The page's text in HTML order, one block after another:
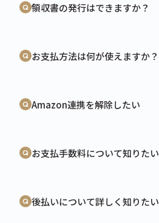
領収書の発行はできますか？
お支払方法は何が使えますか？
Amazon連携を解除したい
お支払手数料について知りたい
後払いについて詳しく知りたい